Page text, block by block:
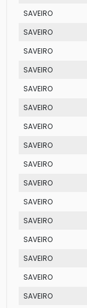
SAVEIRO
SAVEIRO
SAVEIRO
SAVEIRO
SAVEIRO
SAVEIRO
SAVEIRO
SAVEIRO
SAVEIRO
SAVEIRO
SAVEIRO
SAVEIRO
SAVEIRO
SAVEIRO
SAVEIRO
SAVEIRO